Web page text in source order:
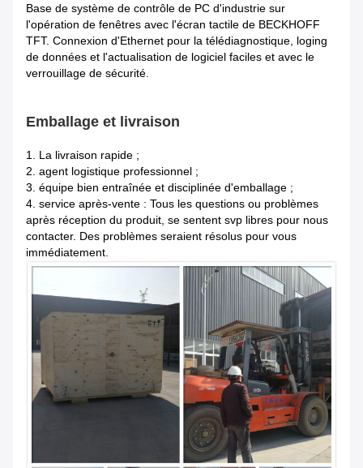
Base de système de contrôle de PC d'industrie sur
l'opération de fenêtres avec l'écran tactile de BECKHOFF
TFT. Connexion d'Ethernet pour la télédiagnostique, loging
de données et l'actualisation de logiciel faciles et avec le
verrouillage de sécurité.
Emballage et livraison
1. La livraison rapide ;
2. agent logistique professionnel ;
3. équipe bien entraînée et disciplinée d'emballage ;
4. service après-vente : Tous les questions ou problèmes
après réception du produit, se sentent svp libres pour nous
contacter. Des problèmes seraient résolus pour vous
immédiatement.